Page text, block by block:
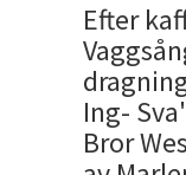
Efter
Ing-
Bror